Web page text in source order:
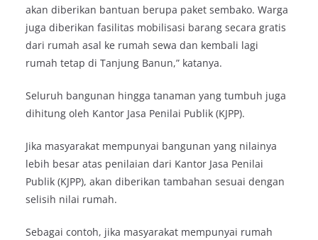
akan diberikan bantuan berupa paket sembako. Warga
juga diberikan fasilitas mobilisasi barang secara gratis
dari rumah asal ke rumah sewa dan kembali lagi
rumah tetap di Tanjung Banun,” katanya.
Seluruh bangunan hingga tanaman yang tumbuh juga
dihitung oleh Kantor Jasa Penilai Publik (KJPP).
Jika masyarakat mempunyai bangunan yang nilainya
lebih besar atas penilaian dari Kantor Jasa Penilai
Publik (KJPP), akan diberikan tambahan sesuai dengan
selisih nilai rumah.
Sebagai contoh, jika masyarakat mempunyai rumah